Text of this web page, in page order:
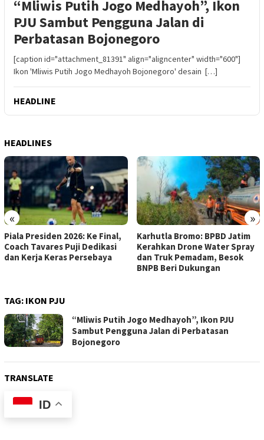
“Mliwis Putih Jogo Medhayoh”, Ikon
PJU Sambut Pengguna Jalan di
Perbatasan Bojonegoro
[caption id="attachment_81391" align="aligncenter" width="600"]
Ikon 'Mliwis Putih Jogo Medhayoh Bojonegoro' desain […]
HEADLINE
HEADLINES
« »
Piala Presiden 2026: Ke Final,
Coach Tavares Puji Dedikasi
dan Kerja Keras Persebaya
Karhutla Bromo: BPBD Jatim
Kerahkan Drone Water Spray
dan Truk Pemadam, Besok
BNPB Beri Dukungan
TAG: IKON PJU
“Mliwis Putih Jogo Medhayoh”, Ikon PJU
Sambut Pengguna Jalan di Perbatasan
Bojonegoro
TRANSLATE
ID